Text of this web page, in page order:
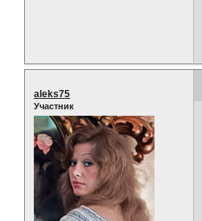
aleks75
Участник